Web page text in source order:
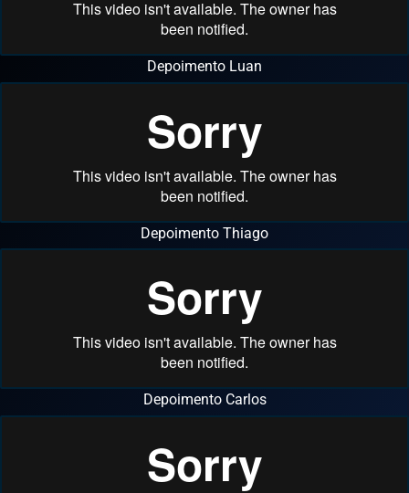
Depoimento Luan
Depoimento Thiago
Depoimento Carlos